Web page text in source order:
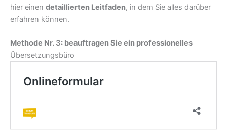
hier einen detaillierten Leitfaden, in dem Sie alles darüber
erfahren können.
Methode Nr. 3: beauftragen Sie ein professionelles
Übersetzungsbüro